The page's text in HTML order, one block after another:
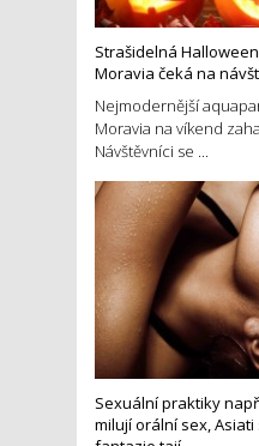
Strašidelná
Moravia čeká na
Nejmodernější
Moravia na víkend
Návštěvníci se ...
Sexuální praktiky
milují orální sex,